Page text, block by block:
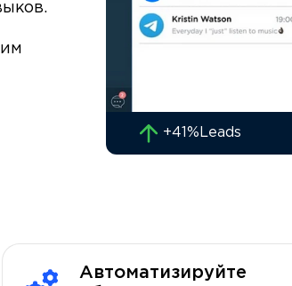
+41% Leads
Автоматизируйте